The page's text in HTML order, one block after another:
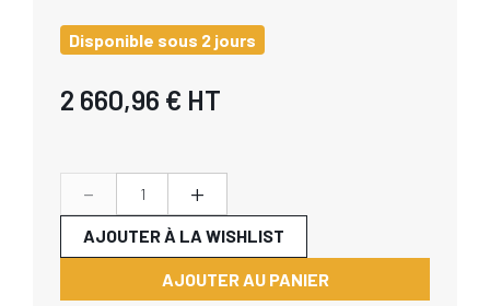
Disponible sous 2 jours
2 660,96 € HT
- +
AJOUTER AU PANIER
AJOUTER À LA WISHLIST